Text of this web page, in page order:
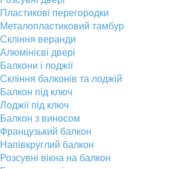
Пластикові перегородки
Металопластиковий тамбур
Скління веранди
Алюмінієві двері
Балкони і лоджії
Скління балконів та лоджій
Балкон під ключ
Лоджії під ключ
Балкон з виносом
Французький балкон
Напівкруглий балкон
Розсувні вікна на балкон